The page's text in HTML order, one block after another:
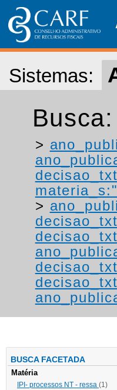
Sistemas:
Busca:
>
>
BUSCA FACETADA
Matéria
IPI- processos NT - ressa (1)